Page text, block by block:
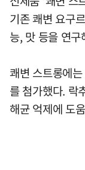
기존 쾌변 요구
능, 맛 등을 연
쾌변 스트롱에
를 첨가했다. 락
해균 억제에 도